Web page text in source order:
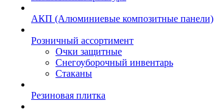
АКП (Алюминиевые композитные панели)
Розничный ассортимент
Очки защитные
Снегоуборочный инвентарь
Стаканы
Резиновая плитка